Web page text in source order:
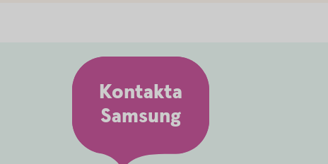
Kontakta
Samsung